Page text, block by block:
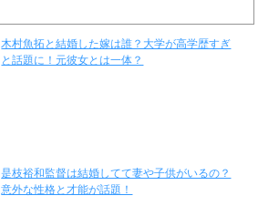
木村魚拓と結婚した嫁は誰？大学が高学歴すぎ
と話題に！元彼女とは一体？
是枝裕和監督は結婚してて妻や子供がいるの？
意外な性格と才能が話題！